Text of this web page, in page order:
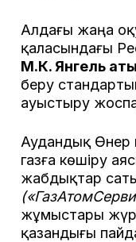
Алдағы жаңа
қаласындағы
М.К. Янгель
беру
ауыстыру
Аудандық Өнер
газға көшіру
жабдықтар
жұмыстары
қазандығы